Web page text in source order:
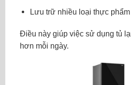
Lưu trữ nhiều loại thực
Điều này giúp việc sử dụng tủ
hơn mỗi ngày.